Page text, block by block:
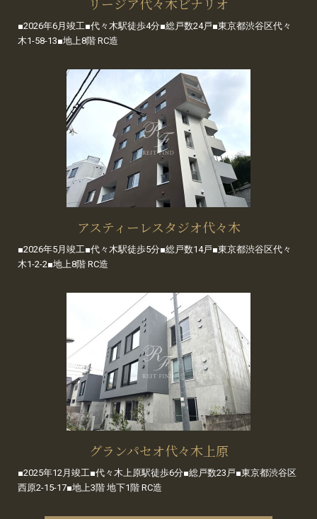
リージア代々木ビナリオ
■2026年6月竣工■代々木駅徒歩4分■総戸数24戸■東京都渋谷区代々
木1-58-13■地上8階 RC造
アスティーレスタジオ代々木
■2026年5月竣工■代々木駅徒歩5分■総戸数14戸■東京都渋谷区代々
木1-2-2■地上8階 RC造
グランパセオ代々木上原
■2025年12月竣工■代々木上原駅徒歩6分■総戸数23戸■東京都渋谷区
西原2-15-17■地上3階 地下1階 RC造